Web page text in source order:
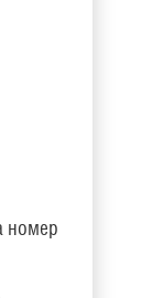
номер